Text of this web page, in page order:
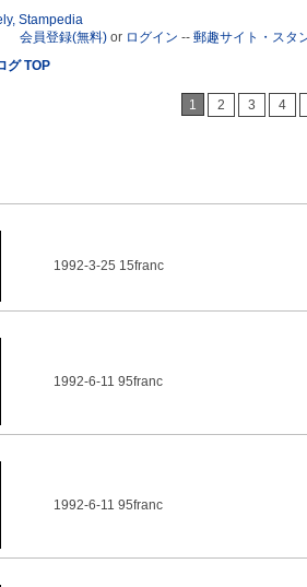
会員登録(無料) or ログイン -- 郵趣サイト・スタ
グ TOP
1 2 3 4
1992-3-25 15franc
1992-6-11 95franc
1992-6-11 95franc